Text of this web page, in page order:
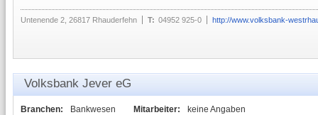
Untenende 2, 26817 Rhauderfehn T: 04952 925-0 http://www.volksbank-
Volksbank Jever eG
Branchen:
Bankwesen
Mitarbeiter:
keine Angaben